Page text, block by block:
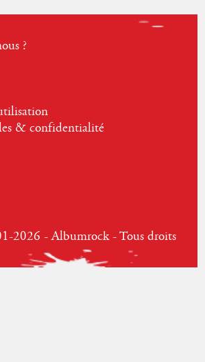
?
& confidentialité
2026 - Albumrock - Tous droits